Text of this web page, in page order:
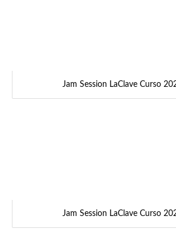
Jam Session LaClave Curso
Jam Session LaClave Curso